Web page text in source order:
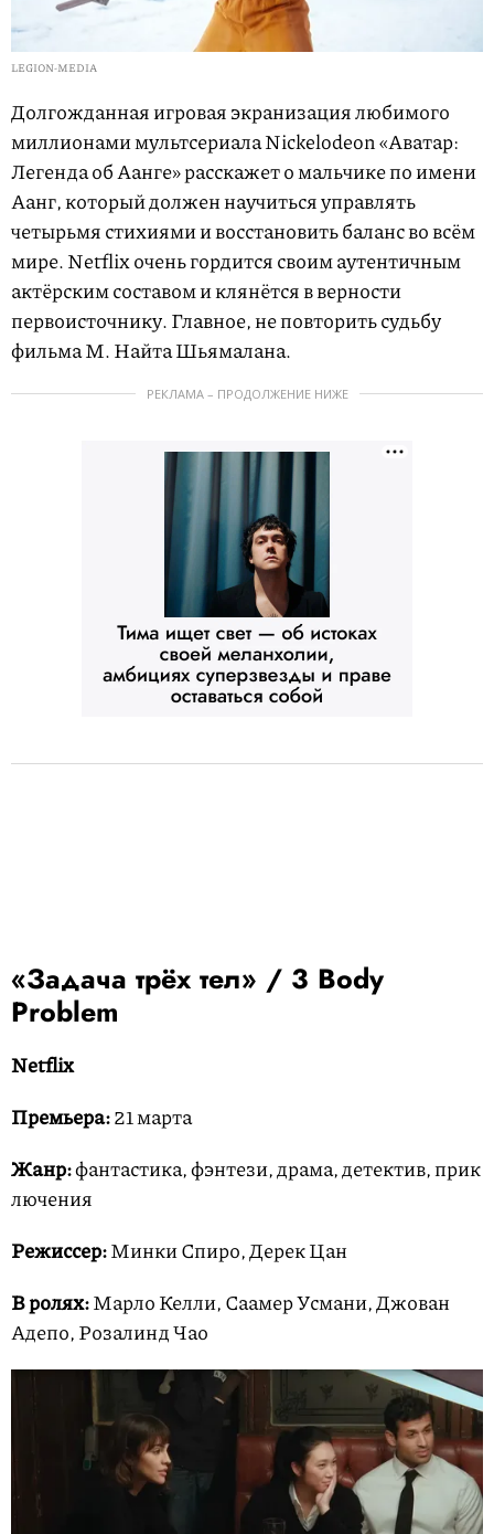
LEGION-MEDIA
Долгожданная игровая экранизация любимого
миллионами мультсериала Nickelodeon «Аватар:
Легенда об Аанге» расскажет о мальчике по имени
Аанг, который должен научиться управлять
четырьмя стихиями и восстановить баланс во всём
мире. Netflix очень гордится своим аутентичным
актёрским составом и клянётся в верности
первоисточнику. Главное, не повторить судьбу
фильма М. Найта Шьямалана.
РЕКЛАМА – ПРОДОЛЖЕНИЕ НИЖЕ
«Задача трёх тел» / 3 Body
Problem
Netflix
Премьера:21 марта
Жанр:фантастика, фэнтези, драма, детектив, прик
лючения
Режиссер:Минки Спиро, Дерек Цан
В ролях:Марло Келли, Саамер Усмани, Джован
Адепо, Розалинд Чао